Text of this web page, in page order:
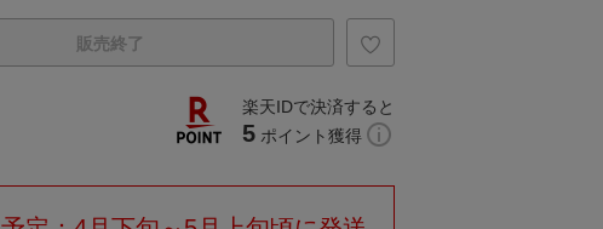
販売終了
楽天IDで決済すると
5 ポイント獲得